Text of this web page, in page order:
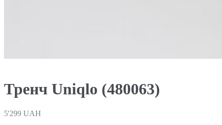
Тренч Uniqlo (480063)
5'299 UAH